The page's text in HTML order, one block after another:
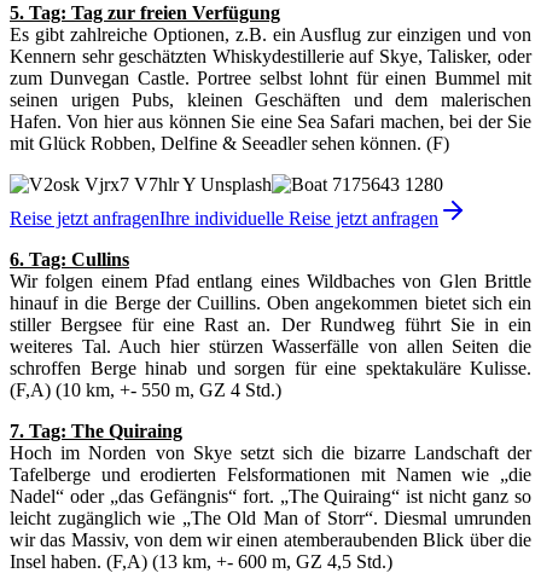
5. Tag: Tag zur freien Verfügung
Es gibt zahlreiche Optionen, z.B. ein Ausflug zur einzigen und von
Kennern sehr geschätzten Whiskydestillerie auf Skye, Talisker, oder
zum Dunvegan Castle. Portree selbst lohnt für einen Bummel mit
seinen urigen Pubs, kleinen Geschäften und dem malerischen
Hafen. Von hier aus können Sie eine Sea Safari machen, bei der Sie
mit Glück Robben, Delfine & Seeadler sehen können. (F)
Reise jetzt anfragenIhre individuelle Reise jetzt anfragen
6. Tag: Cullins
Wir folgen einem Pfad entlang eines Wildbaches von Glen Brittle
hinauf in die Berge der Cuillins. Oben angekommen bietet sich ein
stiller Bergsee für eine Rast an. Der Rundweg führt Sie in ein
weiteres Tal. Auch hier stürzen Wasserfälle von allen Seiten die
schroffen Berge hinab und sorgen für eine spektakuläre Kulisse.
(F,A) (10 km, +- 550 m, GZ 4 Std.)
7. Tag: The Quiraing
Hoch im Norden von Skye setzt sich die bizarre Landschaft der
Tafelberge und erodierten Felsformationen mit Namen wie „die
Nadel“ oder „das Gefängnis“ fort. „The Quiraing“ ist nicht ganz so
leicht zugänglich wie „The Old Man of Storr“. Diesmal umrunden
wir das Massiv, von dem wir einen atemberaubenden Blick über die
Insel haben. (F,A) (13 km, +- 600 m, GZ 4,5 Std.)